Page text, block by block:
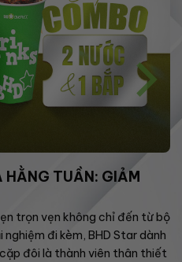
HẰNG TUẦN: GIẢM
trọn vẹn không chỉ đến từ bộ
đi kèm, BHD Star dành
đôi là thành viên thân thiết